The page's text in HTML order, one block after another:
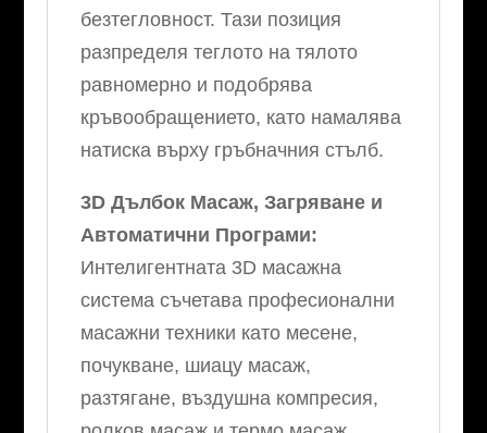
безтегловност. Тази позиция
разпределя теглото на тялото
равномерно и подобрява
кръвообращението, като намалява
натиска върху гръбначния стълб.
3D Дълбок Масаж, Загряване и
Автоматични Програми:
Интелигентната 3D масажна
система съчетава професионални
масажни техники като месене,
почукване, шиацу масаж,
разтягане, въздушна компресия,